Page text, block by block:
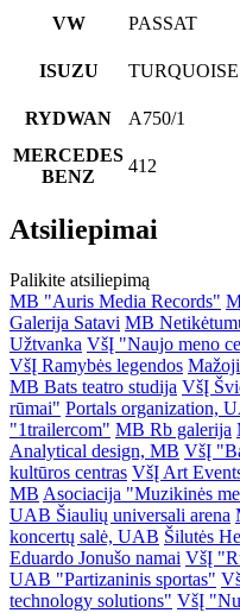
VW
PASSAT
ISUZU
TURQUOISE
RYDWAN
A750/1
MERCEDES
BENZ
412
Atsiliepimai
Palikite atsiliepimą
MB "Auris Media Records"
Galerija Satavi MB
Užtvanka VšĮ "Naujo meno
VšĮ Ramybės legendos
MB Bats teatro studija VšĮ
rūmai" Portals organization,
"1trailercom" MB Rb galerija
Analytical design, MB VšĮ
kultūros centras VšĮ Art
MB Asociacija "Muzikinės
UAB Šiaulių universali arena
koncertų salė, UAB Šilutės
Eduardo Jonušo namai VšĮ
UAB "Partizaninis sportas"
technology solutions" VšĮ